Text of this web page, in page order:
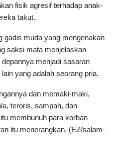
fisik agresif terhadap anak-
takut.
gadis muda yang mengenakan
saksi mata menjelaskan
menjadi sasaran
yang adalah seorang pria.
dan memaki-maki,
teroris, sampah, dan
membunuh para korban
itu menerangkan. (EZ/salam-